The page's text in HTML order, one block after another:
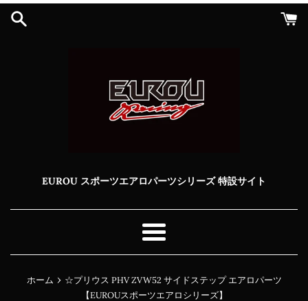
コ
EUROU スポーツエアロパーツシリーズ 特設サイト
メ
ニ
ー
ホーム › ☆プリウス PHV ZVW52 サイドステップ エアロパーツ
【EUROUスポーツエアロシリーズ】